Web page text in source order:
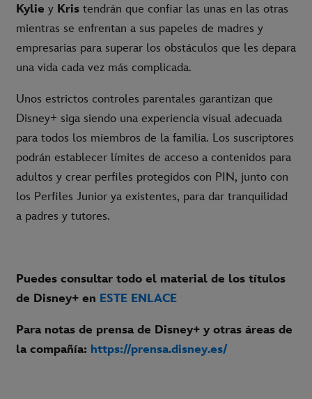
Kylie y Kris tendrán que confiar las unas en las otras
mientras se enfrentan a sus papeles de madres y
empresarias para superar los obstáculos que les depara
una vida cada vez más complicada.
Unos estrictos controles parentales garantizan que
Disney+ siga siendo una experiencia visual adecuada
para todos los miembros de la familia. Los suscriptores
podrán establecer límites de acceso a contenidos para
adultos y crear perfiles protegidos con PIN, junto con
los Perfiles Junior ya existentes, para dar tranquilidad
a padres y tutores.
Puedes consultar todo el material de los títulos
de Disney+ en ESTE ENLACE
Para notas de prensa de Disney+ y otras áreas de
la compañía: https://prensa.disney.es/